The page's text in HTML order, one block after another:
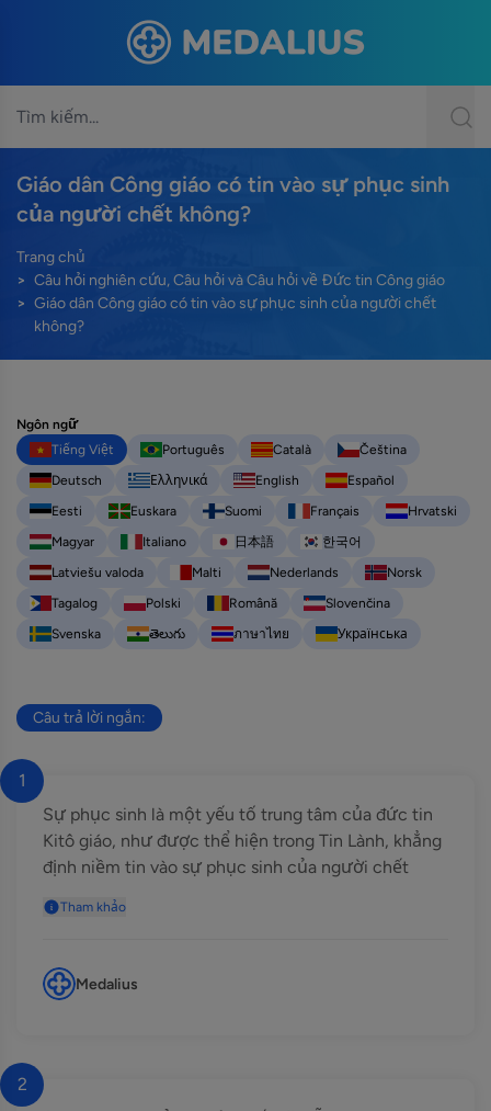
Giáo dân Công giáo có tin vào sự phục sinh
của người chết không?
Trang chủ
Câu hỏi nghiên cứu, Câu hỏi và Câu hỏi về Đức tin Công giáo
Giáo dân Công giáo có tin vào sự phục sinh của người chết
không?
Ngôn ngữ
Tiếng Việt
Português Català
Čeština
Deutsch
Ελληνικά English
Español
Eesti
Euskara Suomi Français
Hrvatski
Magyar
Italiano 日本語
한국어
Latviešu valoda
Malti Nederlands
Norsk
Tagalog
Polski Română
Slovenčina
Svenska
తెలుగు ภาษาไทย Українська
Câu trả lời ngắn:
1
Sự phục sinh là một yếu tố trung tâm của đức tin
Kitô giáo, như được thể hiện trong Tin Lành, khẳng
định niềm tin vào sự phục sinh của người chết
Tham khảo
Medalius
2